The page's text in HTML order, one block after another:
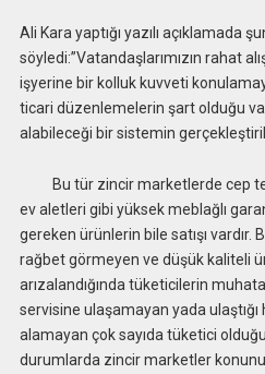
Ali Kara yaptığı yazılı açıklamada
söyledi:”Vatandaşlarımızın rahat
işyerine bir kolluk kuvveti
ticari düzenlemelerin şart olduğu
alabileceği bir sistemin
Bu tür zincir marketlerde cep
ev aletleri gibi yüksek meblağlı
gereken ürünlerin bile satışı vardır.
rağbet görmeyen ve düşük kaliteli
arızalandığında tüketicilerin
servisine ulaşamayan yada
alamayan çok sayıda tüketici
durumlarda zincir marketler